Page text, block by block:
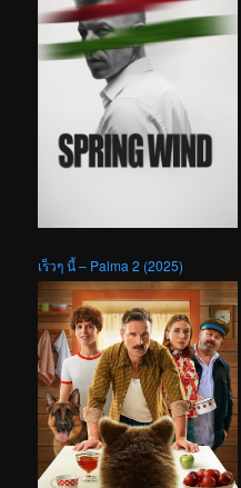
เร็วๆ นี้ – Palma 2 (2025)